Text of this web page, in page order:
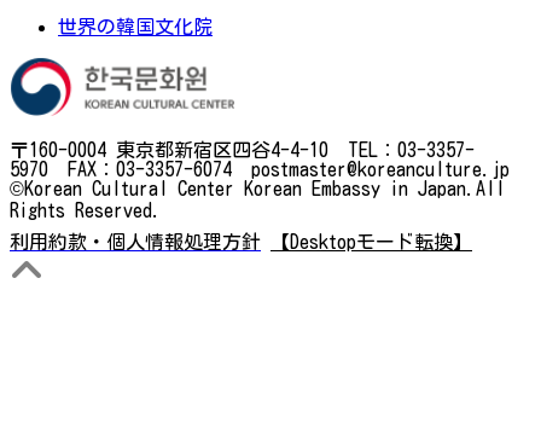
世界の韓国文化院
〒160-0004 東京都新宿区四谷4-4-10 TEL：03-3357-
5970 FAX：03-3357-6074 postmaster@koreanculture.jp
©Korean Cultural Center Korean Embassy in Japan.All
Rights Reserved.
利用約款・個人情報処理方針
【Desktopモード転換】